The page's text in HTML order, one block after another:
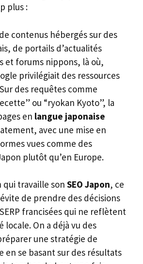
plus :
contenus hébergés sur des
de portails d’actualités
et forums nippons, là où,
privilégiait des ressources
des requêtes comme
ou “ryokan Kyoto”, la
en langue japonaise
avec une mise en
vues comme des
plutôt qu’en Europe.
qui travaille son SEO Japon, ce
de prendre des décisions
francisées qui ne reflètent
locale. On a déjà vu des
une stratégie de
en se basant sur des résultats